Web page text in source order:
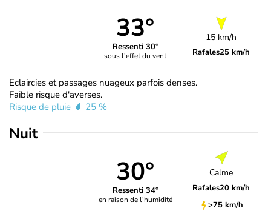
33°
Ressenti 30°
sous l'effet du vent
15 km/h
Rafales25 km/h
Eclaircies et passages nuageux parfois denses.
Faible risque d'averses.
Risque de pluie
25 %
Nuit
30°
Ressenti 34°
en raison de l'humidité
Calme
Rafales20 km/h
>75 km/h